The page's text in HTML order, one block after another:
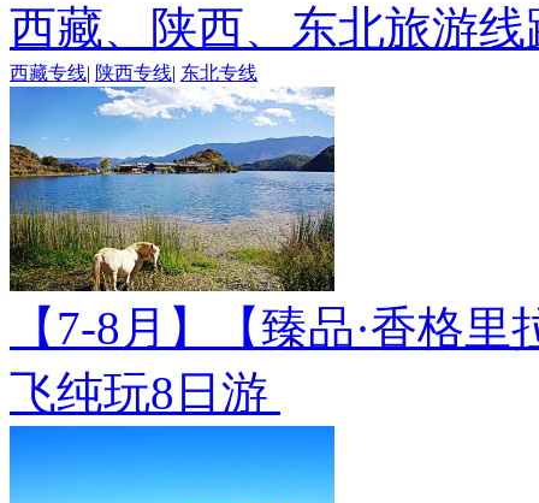
西藏、陕西、东北旅游线
西藏专线| 陕西专线| 东北专线
【7-8月】【臻品·香格
飞纯玩8日游